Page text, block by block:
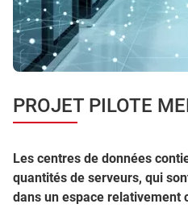
PROJET PILOTE
Les centres de données
quantités de serveurs, qui
dans un espace relativement